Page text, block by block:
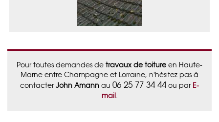
Pour toutes demandes de travaux de toiture en Haute-
Marne entre Champagne et Lorraine, n'hésitez pas à
contacter John Amann au 06 25 77 34 44 ou par E-
mail